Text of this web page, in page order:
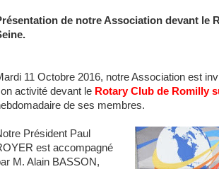
de notre Association devant le
11 Octobre 2016, notre Association est
activité devant le Rotary Club de Romilly
de ses membres.
Président Paul
est accompagné
M. Alain BASSON,